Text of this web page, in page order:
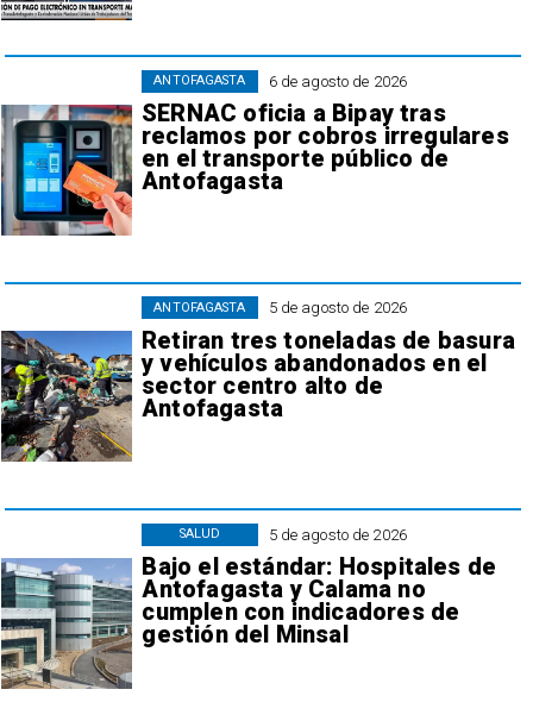
6 de agosto de 2026
SERNAC oficia a Bipay tras
reclamos por cobros irregulares
en el transporte público de
Antofagasta
ANTOFAGASTA
5 de agosto de 2026
Retiran tres toneladas de basura
y vehículos abandonados en el
sector centro alto de
Antofagasta
ANTOFAGASTA
5 de agosto de 2026
Bajo el estándar: Hospitales de
Antofagasta y Calama no
cumplen con indicadores de
gestión del Minsal
SALUD